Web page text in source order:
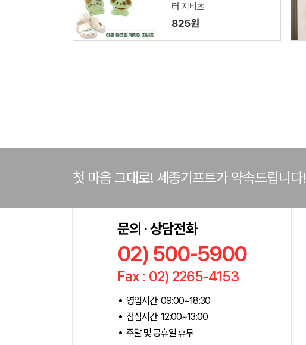
터 지비츠
825원
첫 마음 그대로! 세종기프트가 약속드립니다!
문의 · 상담전화
02) 500-5900
Fax : 02) 2265-4153
영업시간 09:00~18:30
점심시간 12:00~13:00
주말 및 공휴일 휴무